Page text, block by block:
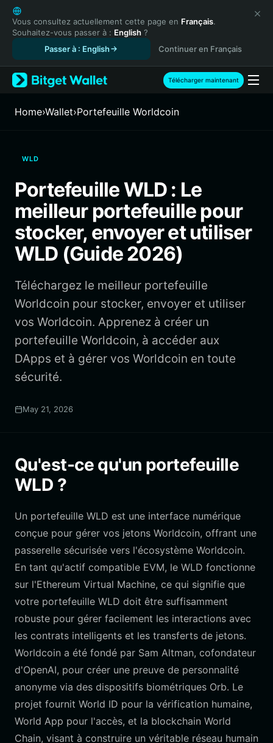
English
日本語
Tiếng Việt
Español (Latinoamérica)
Türkçe
Français
繁體中文
Bahasa Indonesia
ภาษาไทย
Español
Português (Brasil)
Vous consultez actuellement cette page en Français.
Souhaitez-vous passer à : English ?
Passer à : English
Continuer en Français
Télécharger maintenant
Home›Wallet›Portefeuille Worldcoin
WLD
Portefeuille WLD : Le
meilleur portefeuille pour
stocker, envoyer et utiliser
WLD (Guide 2026)
Téléchargez le meilleur portefeuille
Worldcoin pour stocker, envoyer et utiliser
vos Worldcoin. Apprenez à créer un
portefeuille Worldcoin, à accéder aux
DApps et à gérer vos Worldcoin en toute
sécurité.
May 21, 2026
Qu'est-ce qu'un portefeuille
WLD ?
Un portefeuille WLD est une interface numérique
conçue pour gérer vos jetons Worldcoin, offrant une
passerelle sécurisée vers l'écosystème Worldcoin.
En tant qu'actif compatible EVM, le WLD fonctionne
sur l'Ethereum Virtual Machine, ce qui signifie que
votre portefeuille WLD doit être suffisamment
robuste pour gérer facilement les interactions avec
les contrats intelligents et les transferts de jetons.
Worldcoin a été fondé par Sam Altman, cofondateur
d'OpenAI, pour créer une preuve de personnalité
anonyme via des dispositifs biométriques Orb. Le
projet fournit World ID pour la vérification humaine,
World App pour l'accès, et la blockchain World
Chain, visant à construire un véritable réseau humain